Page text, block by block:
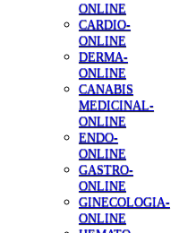
ONLINE
CARDIO-
ONLINE
DERMA-
ONLINE
CANABIS
MEDICINAL-
ONLINE
ENDO-
ONLINE
GASTRO-
ONLINE
GINECOLOGIA-
ONLINE